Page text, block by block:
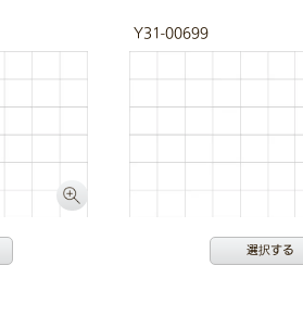
Y31-00699
選択する